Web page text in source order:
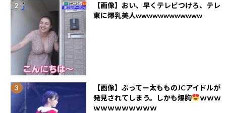
【画像】おい、早くテレビつけろ、テレ
東に爆乳美人wwwwwwwwwwww
【画像】ぶってー太もものJCアイドルが
発見されてしまう。しかも爆胸
ｗｗｗ
ｗｗｗｗｗｗｗｗｗ